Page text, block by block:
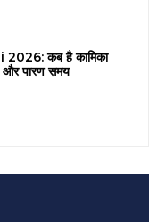
कब है कामिका
और पारण समय